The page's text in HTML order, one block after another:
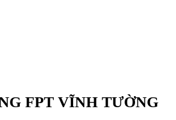
FPT VĨNH TƯỜNG